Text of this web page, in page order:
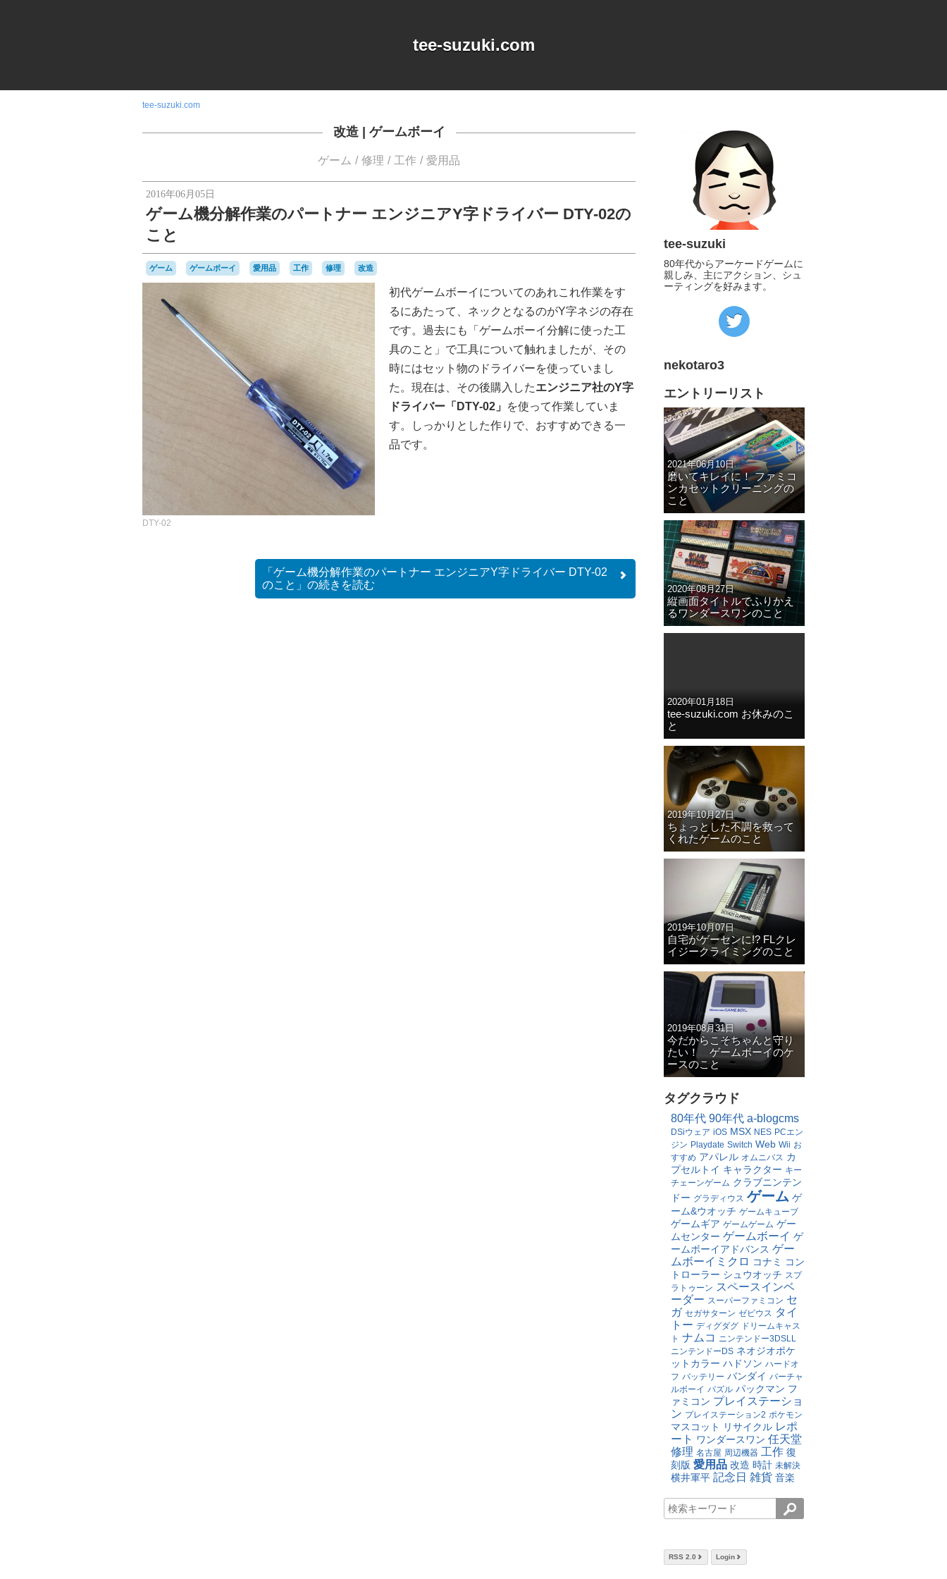
tee-suzuki.com
tee-suzuki.com
改造| ゲームボーイ
ゲーム 修理 工作 愛用品
2016年06月05日
ゲーム機分解作業のパートナー エンジニアY字ドライバー DTY-02の
こと
ゲーム ゲームボーイ 愛用品 工作 修理 改造
DTY-02
初代ゲームボーイについてのあれこれ作業をす
るにあたって、ネックとなるのがY字ネジの存在
です。過去にも「ゲームボーイ分解に使った工
具のこと」で工具について触れましたが、その
時にはセット物のドライバーを使っていまし
た。現在は、その後購入したエンジニア社のY字
ドライバー「DTY-02」
を使って作業していま
す。しっかりとした作りで、おすすめできる一
品です。
「ゲーム機分解作業のパートナー エンジニアY字ドライバー DTY-02
のこと」の続きを読む
tee-suzuki
80年代からアーケードゲームに
親しみ、主にアクション、シュ
ーティングを好みます。
https://twitter.com/tee_suzuki
の
の
リ
ン
ク
nekotaro3
エントリーリスト
2021年06月10日
磨いてキレイに！ ファミコ
ンカセットクリーニングの
こと
2020年08月27日
縦画面タイトルでふりかえ
るワンダースワンのこと
2020年01月18日
tee-suzuki.com お休みのこ
と
2019年10月27日
ちょっとした不調を救って
くれたゲームのこと
2019年10月07日
自宅がゲーセンに!? FLクレ
イジークライミングのこと
2019年08月31日
今だからこそちゃんと守り
たい！ ゲームボーイのケ
ースのこと
タグクラウド
80年代 90年代 a-blogcms
DSiウェア iOS MSX NES PCエン
ジン Playdate Switch Web Wii お
すすめ アパレル オムニバス カ
プセルトイ キャラクター キー
チェーンゲーム クラブニンテン
ドー グラディウス ゲーム ゲ
ーム&ウオッチ ゲームキューブ
ゲームギア ゲームゲーム ゲー
ムセンター ゲームボーイ ゲ
ームボーイアドバンス ゲー
ムボーイミクロ コナミ
コン
トローラー シュウオッチ スプ
ラトゥーン スペースインベ
ーダー スーパーファミコン セ
ガ セガサターン ゼビウス タイ
トー ディグダグ ドリームキャス
ト ナムコ ニンテンドー3DSLL
ニンテンドーDS ネオジオポケ
ットカラー ハドソン ハードオ
フ バッテリー バンダイ バーチャ
ルボーイ パズル パックマン フ
ァミコン プレイステーショ
ン プレイステーション2 ポケモン
マスコット リサイクル レポ
ート ワンダースワン 任天堂
修理 名古屋 周辺機器 工作 復
刻版 愛用品 改造 時計 未解決
横井軍平 記念日 雑貨 音楽
RSS 2.0 Login